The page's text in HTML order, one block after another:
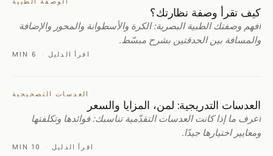
كيف تقرأ وصفة نظارتك؟
افهم وصفتك الطبية البصرية: الكرة والأسطوانة والمحور والإضافة
والمسافة بين الحدقتين بشرح مبسّط.
اقرأ الدليل ·
6 MIN
العدسات التصحيحية
العدسات التدريجية: لمن، المزايا والسعر
اعرف ما إذا كانت العدسات التقدّمية تناسبك: فوائدها وتكلفتها
ومعايير اختيارها جيدًا.
اقرأ الدليل ·
10 MIN